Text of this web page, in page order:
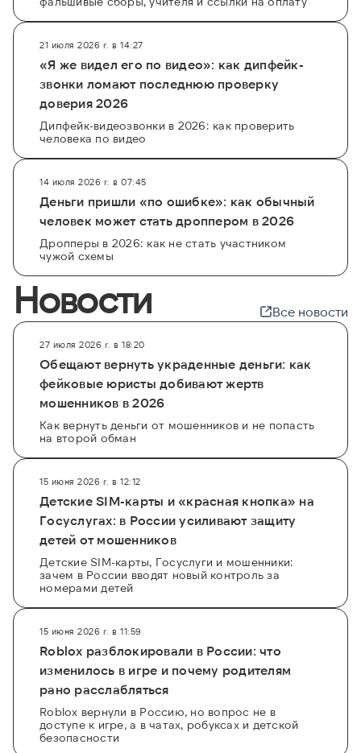
21 июля 2026 г. в 14:27
«Я же видел его по видео»: как дипфейк-
звонки ломают последнюю проверку
доверия 2026
Дипфейк-видеозвонки в 2026: как проверить
человека по видео
14 июля 2026 г. в 07:45
Деньги пришли «по ошибке»: как обычный
человек может стать дроппером в 2026
Дропперы в 2026: как не стать участником
чужой схемы
Новости Все новости
27 июля 2026 г. в 18:20
Обещают вернуть украденные деньги: как
фейковые юристы добивают жертв
мошенников в 2026
Как вернуть деньги от мошенников и не попасть
на второй обман
15 июня 2026 г. в 12:12
Детские SIM-карты и «красная кнопка» на
Госуслугах: в России усиливают защиту
детей от мошенников
Детские SIM-карты, Госуслуги и мошенники:
зачем в России вводят новый контроль за
номерами детей
15 июня 2026 г. в 11:59
Roblox разблокировали в России: что
изменилось в игре и почему родителям
рано расслабляться
Roblox вернули в Россию, но вопрос не в
доступе к игре, а в чатах, робуксах и детской
безопасности